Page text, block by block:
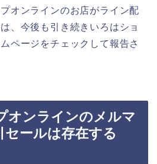
オンラインのお店がライン配
、今後も引き続きいろはショ
ページをチェックして報告さ
オンラインのメルマ
セールは存在する